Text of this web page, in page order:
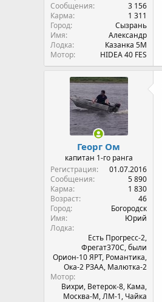
Сообщения
3 156
Карма
1 311
Город
Сызрань
Имя
Александр
Лодка
Казанка 5М
Мотор
HIDEA 40 FES
Георг Ом
капитан 1-го ранга
Регистрация
01.07.2016
Сообщения
5 890
Карма
1 830
Возраст
46
Город
Богородск
Имя
Юрий
Лодка
Есть Прогресс-2,
Фрегат370С, были
Орион-10 ЯРТ, Романтика,
Ока-2 РЗАА, Малютка-2
Мотор
Вихри, Ветерок-8, Кама,
Москва-М, ЛМ-1, Чайка